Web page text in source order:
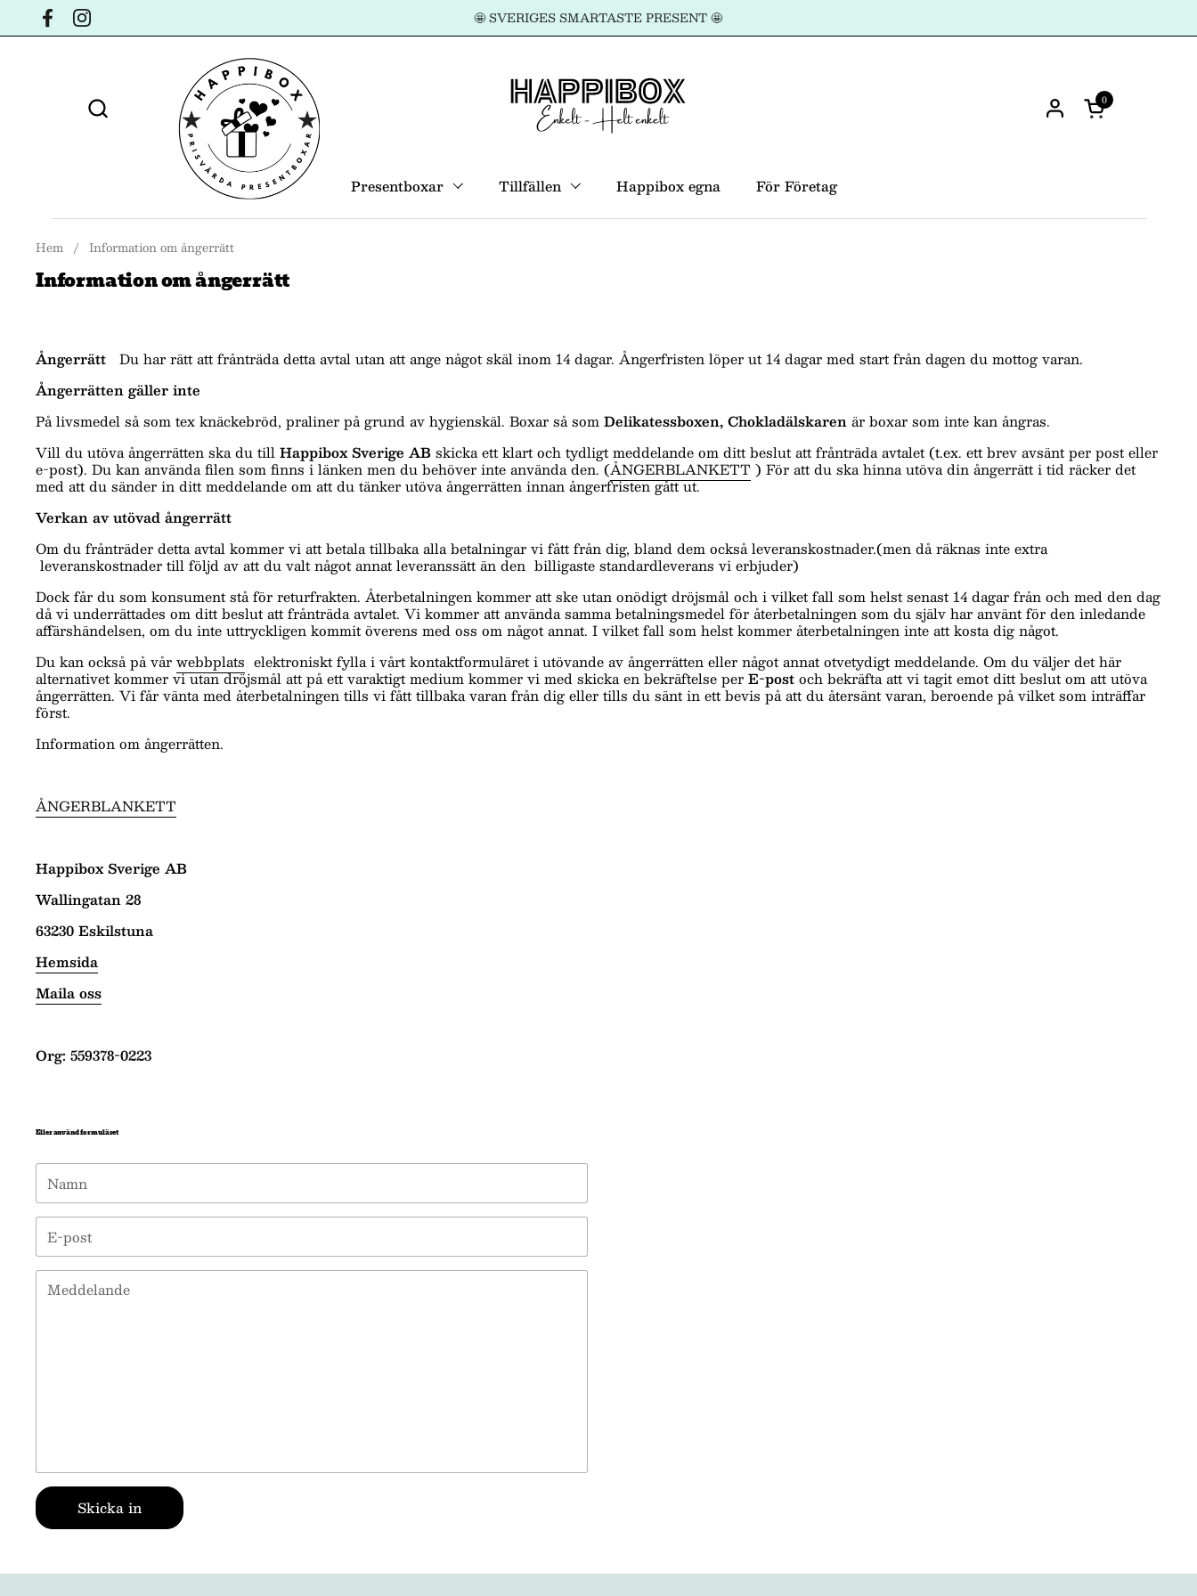
Hoppa till innehållet
FacebookInstagram 🤩 SVERIGES SMARTASTE PRESENT 🤩
Öppna
0
Presentboxar Tillfällen Happibox egna För Företag
Hem / Information om ångerrätt
Information om ångerrätt
Ångerrätt Du har rätt att frånträda detta avtal utan att ange något skäl inom 14 dagar. Ångerfristen löper ut 14 dagar med start från dagen du mottog varan.
Ångerrätten gäller inte
På livsmedel så som tex knäckebröd, praliner på grund av hygienskäl. Boxar så som Delikatessboxen, Chokladälskaren är boxar som inte kan ångras.
Vill du utöva ångerrätten ska du till Happibox Sverige AB skicka ett klart och tydligt meddelande om ditt beslut att frånträda avtalet (t.ex. ett brev avsänt per post eller
e-post). Du kan använda filen som finns i länken men du behöver inte använda den. (ÅNGERBLANKETT ) För att du ska hinna utöva din ångerrätt i tid räcker det
med att du sänder in ditt meddelande om att du tänker utöva ångerrätten innan ångerfristen gått ut.
Verkan av utövad ångerrätt
Om du frånträder detta avtal kommer vi att betala tillbaka alla betalningar vi fått från dig, bland dem också leveranskostnader.(men då räknas inte extra
leveranskostnader till följd av att du valt något annat leveranssätt än den billigaste standardleverans vi erbjuder)
Dock får du som konsument stå för returfrakten. Återbetalningen kommer att ske utan onödigt dröjsmål och i vilket fall som helst senast 14 dagar från och med den dag
då vi underrättades om ditt beslut att frånträda avtalet. Vi kommer att använda samma betalningsmedel för återbetalningen som du själv har använt för den inledande
affärshändelsen, om du inte uttryckligen kommit överens med oss om något annat. I vilket fall som helst kommer återbetalningen inte att kosta dig något.
Du kan också på vår webbplats elektroniskt fylla i vårt kontaktformuläret i utövande av ångerrätten eller något annat otvetydigt meddelande. Om du väljer det här
alternativet kommer vi utan dröjsmål att på ett varaktigt medium kommer vi med skicka en bekräftelse per E-post och bekräfta att vi tagit emot ditt beslut om att utöva
ångerrätten. Vi får vänta med återbetalningen tills vi fått tillbaka varan från dig eller tills du sänt in ett bevis på att du återsänt varan, beroende på vilket som inträffar
först.
Information om ångerrätten.
ÅNGERBLANKETT
Happibox Sverige AB
Wallingatan 28
63230 Eskilstuna
Hemsida
Maila oss
Org: 559378-0223
Eller använd formuläret
Namn
E-post*
Meddelande
Skicka in